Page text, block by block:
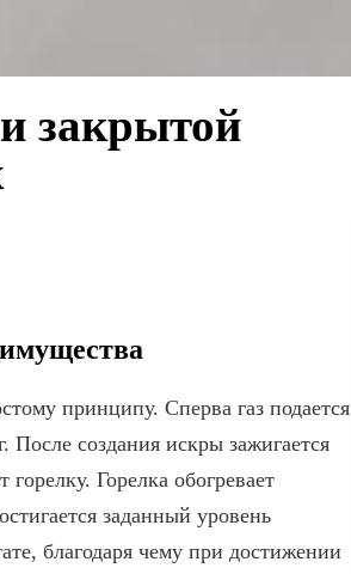
закрытой
принципу. Сперва газ подается
После создания искры зажигается
Горелка обогревает
заданный уровень
благодаря чему при достижении